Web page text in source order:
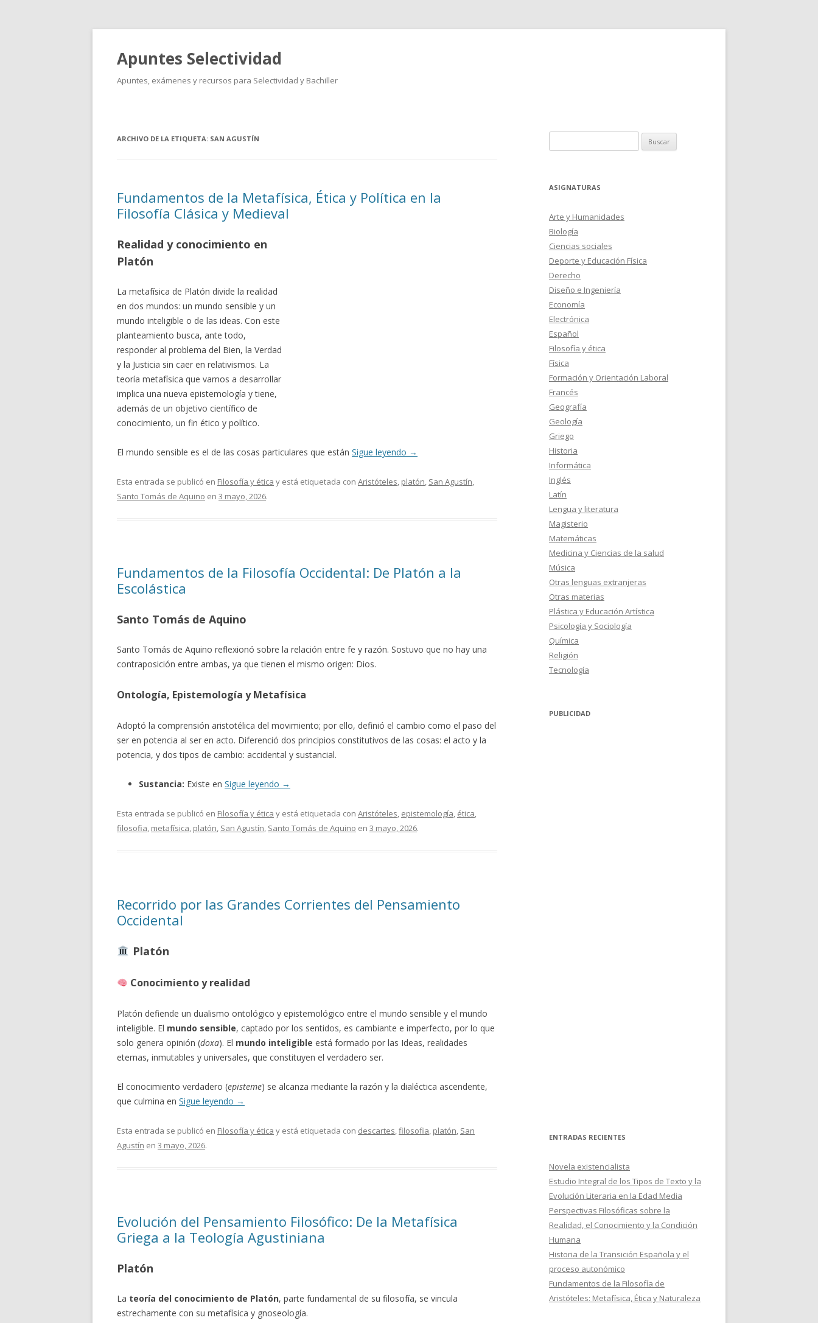
Apuntes Selectividad
Apuntes, exámenes y recursos para Selectividad y Bachiller
ARCHIVO DE LA ETIQUETA: SAN AGUSTÍN
Fundamentos de la Metafísica, Ética y Política en la
Filosofía Clásica y Medieval
Realidad y conocimiento en
Platón
La metafísica de Platón divide la realidad
en dos mundos: un mundo sensible y un
mundo inteligible o de las ideas. Con este
planteamiento busca, ante todo,
responder al problema del Bien, la Verdad
y la Justicia sin caer en relativismos. La
teoría metafísica que vamos a desarrollar
implica una nueva epistemología y tiene,
además de un objetivo científico de
conocimiento, un fin ético y político.
El mundo sensible es el de las cosas particulares que están Sigue leyendo →
Esta entrada se publicó en Filosofía y ética y está etiquetada con Aristóteles, platón, San Agustín,
Santo Tomás de Aquino en 3 mayo, 2026.
Fundamentos de la Filosofía Occidental: De Platón a la
Escolástica
Santo Tomás de Aquino
Santo Tomás de Aquino reflexionó sobre la relación entre fe y razón. Sostuvo que no hay una
contraposición entre ambas, ya que tienen el mismo origen: Dios.
Ontología, Epistemología y Metafísica
Adoptó la comprensión aristotélica del movimiento; por ello, definió el cambio como el paso del
ser en potencia al ser en acto. Diferenció dos principios constitutivos de las cosas: el acto y la
potencia, y dos tipos de cambio: accidental y sustancial.
Sustancia: Existe en Sigue leyendo →
Esta entrada se publicó en Filosofía y ética y está etiquetada con Aristóteles, epistemología, ética,
filosofia, metafísica, platón, San Agustín, Santo Tomás de Aquino en 3 mayo, 2026.
Recorrido por las Grandes Corrientes del Pensamiento
Occidental
Platón
Conocimiento y realidad
Platón defiende un dualismo ontológico y epistemológico entre el mundo sensible y el mundo
inteligible. El mundo sensible, captado por los sentidos, es cambiante e imperfecto, por lo que
solo genera opinión (doxa). El mundo inteligible está formado por las Ideas, realidades
eternas, inmutables y universales, que constituyen el verdadero ser.
El conocimiento verdadero (episteme) se alcanza mediante la razón y la dialéctica ascendente,
que culmina en Sigue leyendo →
Esta entrada se publicó en Filosofía y ética y está etiquetada con descartes,filosofia, platón, San
Agustín en 3 mayo, 2026.
Evolución del Pensamiento Filosófico: De la Metafísica
Griega a la Teología Agustiniana
Platón
La teoría del conocimiento de Platón, parte fundamental de su filosofía, se vincula
estrechamente con su metafísica y gnoseología.
ASIGNATURAS
Arte y Humanidades
Biología
Ciencias sociales
Deporte y Educación Física
Derecho
Diseño e Ingeniería
Economía
Electrónica
Español
Filosofía y ética
Física
Formación y Orientación Laboral
Francés
Geografía
Geología
Griego
Historia
Informática
Inglés
Latín
Lengua y literatura
Magisterio
Matemáticas
Medicina y Ciencias de la salud
Música
Otras lenguas extranjeras
Otras materias
Plástica y Educación Artística
Psicología y Sociología
Química
Religión
Tecnología
PUBLICIDAD
ENTRADAS RECIENTES
Novela existencialista
Estudio Integral de los Tipos de Texto y la
Evolución Literaria en la Edad Media
Perspectivas Filosóficas sobre la
Realidad, el Conocimiento y la Condición
Humana
Historia de la Transición Española y el
proceso autonómico
Fundamentos de la Filosofía de
Aristóteles: Metafísica, Ética y Naturaleza